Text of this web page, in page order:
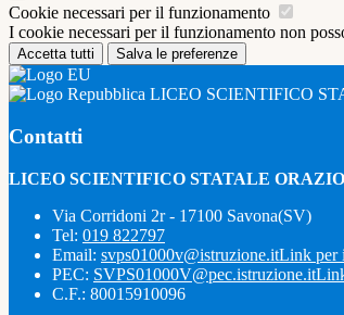
Cookie necessari per il funzionamento
I cookie necessari per il funzionamento non
Accetta tutti Salva le preferenze
LICEO SCIENTIFICO
Contatti
LICEO SCIENTIFICO STATALE
Via Corridoni 2r - 17100 Savona(SV)
Tel: 019 822797
Email: svps01000v@istruzione.itLink per
PEC: SVPS01000V@pec.istruzione.it
C.F.: 80015910096